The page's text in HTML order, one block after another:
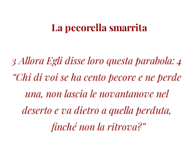
La pecorella smarrita
3 Allora Egli disse loro questa parabola: 4
“Chi di voi se ha cento pecore e ne perde
una, non lascia le novantanove nel
deserto e va dietro a quella perduta,
finché non la ritrova?”